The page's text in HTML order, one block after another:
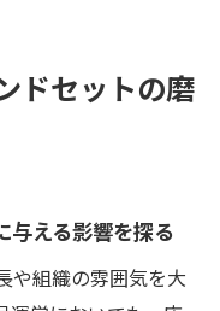
践的セルフチェ
つ日々の習慣と
える理由
の行動変容を促
ドセットの磨
与える影響を探る
や組織の雰囲気を大